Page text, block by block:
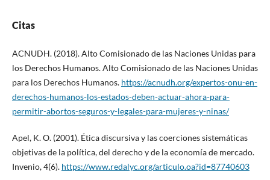
Citas
ACNUDH. (2018). Alto Comisionado de las Naciones Unidas para
los Derechos Humanos. Alto Comisionado de las Naciones Unidas
para los Derechos Humanos. https://acnudh.org/expertos-onu-en-
derechos-humanos-los-estados-deben-actuar-ahora-para-
permitir-abortos-seguros-y-legales-para-mujeres-y-ninas/
Apel, K. O. (2001). Ética discursiva y las coerciones sistemáticas
objetivas de la política, del derecho y de la economía de mercado.
Invenio, 4(6). https://www.redalyc.org/articulo.oa?id=87740603